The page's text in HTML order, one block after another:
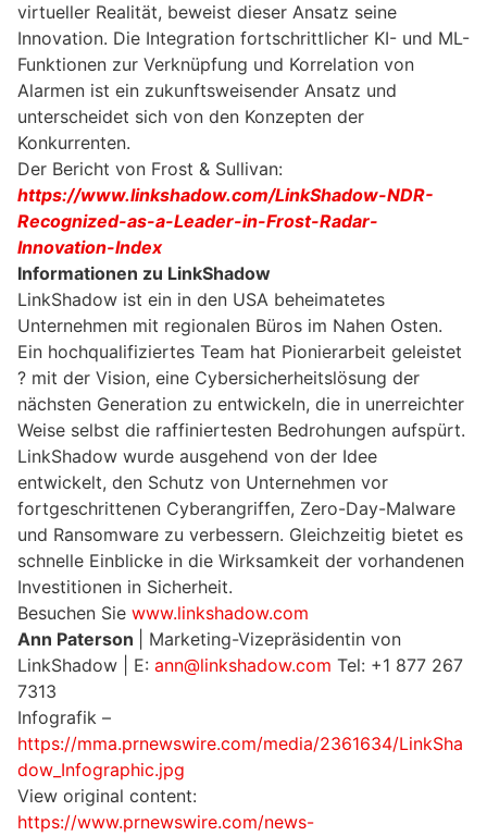
virtueller Realität, beweist dieser Ansatz seine
Innovation. Die Integration fortschrittlicher KI- und ML-
Funktionen zur Verknüpfung und Korrelation von
Alarmen ist ein zukunftsweisender Ansatz und
unterscheidet sich von den Konzepten der
Konkurrenten.
Der Bericht von Frost & Sullivan:
https://www.linkshadow.com/LinkShadow-NDR-
Recognized-as-a-Leader-in-Frost-Radar-
Innovation-Index
Informationen zu LinkShadow
LinkShadow ist ein in den USA beheimatetes
Unternehmen mit regionalen Büros im Nahen Osten.
Ein hochqualifiziertes Team hat Pionierarbeit geleistet
? mit der Vision, eine Cybersicherheitslösung der
nächsten Generation zu entwickeln, die in unerreichter
Weise selbst die raffiniertesten Bedrohungen aufspürt.
LinkShadow wurde ausgehend von der Idee
entwickelt, den Schutz von Unternehmen vor
fortgeschrittenen Cyberangriffen, Zero-Day-Malware
und Ransomware zu verbessern. Gleichzeitig bietet es
schnelle Einblicke in die Wirksamkeit der vorhandenen
Investitionen in Sicherheit.
Besuchen Sie www.linkshadow.com
Ann Paterson
| Marketing-Vizepräsidentin von
LinkShadow | E: ann@linkshadow.com Tel: +1 877 267
7313
Infografik –
https://mma.prnewswire.com/media/2361634/LinkSha
dow_Infographic.jpg
View original content:
https://www.prnewswire.com/news-